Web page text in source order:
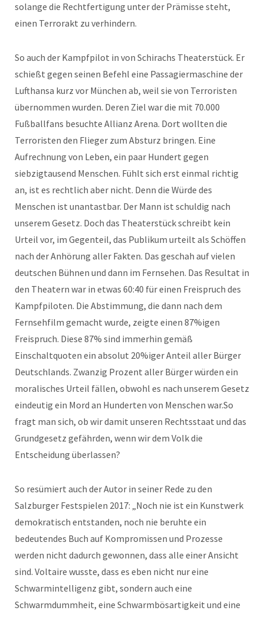
solange die Rechtfertigung unter der Prämisse steht,
einen Terrorakt zu verhindern.
So auch der Kampfpilot in von Schirachs Theaterstück. Er
schießt gegen seinen Befehl eine Passagiermaschine der
Lufthansa kurz vor München ab, weil sie von Terroristen
übernommen wurden. Deren Ziel war die mit 70.000
Fußballfans besuchte Allianz Arena. Dort wollten die
Terroristen den Flieger zum Absturz bringen. Eine
Aufrechnung von Leben, ein paar Hundert gegen
siebzigtausend Menschen. Fühlt sich erst einmal richtig
an, ist es rechtlich aber nicht. Denn die Würde des
Menschen ist unantastbar. Der Mann ist schuldig nach
unserem Gesetz. Doch das Theaterstück schreibt kein
Urteil vor, im Gegenteil, das Publikum urteilt als Schöffen
nach der Anhörung aller Fakten. Das geschah auf vielen
deutschen Bühnen und dann im Fernsehen. Das Resultat in
den Theatern war in etwas 60:40 für einen Freispruch des
Kampfpiloten. Die Abstimmung, die dann nach dem
Fernsehfilm gemacht wurde, zeigte einen 87%igen
Freispruch. Diese 87% sind immerhin gemäß
Einschaltquoten ein absolut 20%iger Anteil aller Bürger
Deutschlands. Zwanzig Prozent aller Bürger würden ein
moralisches Urteil fällen, obwohl es nach unserem Gesetz
eindeutig ein Mord an Hunderten von Menschen war.So
fragt man sich, ob wir damit unseren Rechtsstaat und das
Grundgesetz gefährden, wenn wir dem Volk die
Entscheidung überlassen?
So resümiert auch der Autor in seiner Rede zu den
Salzburger Festspielen 2017: „Noch nie ist ein Kunstwerk
demokratisch entstanden, noch nie beruhte ein
bedeutendes Buch auf Kompromissen und Prozesse
werden nicht dadurch gewonnen, dass alle einer Ansicht
sind. Voltaire wusste, dass es eben nicht nur eine
Schwarmintelligenz gibt, sondern auch eine
Schwarmdummheit, eine Schwarmbösartigkeit und eine